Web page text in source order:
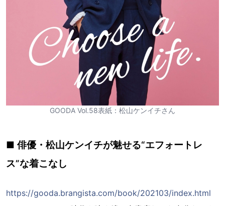
GOODA Vol.58表紙：松山ケンイチさん
■ 俳優・松山ケンイチが魅せる“エフォートレ
ス”な着こなし
https://gooda.brangista.com/book/202103/index.html